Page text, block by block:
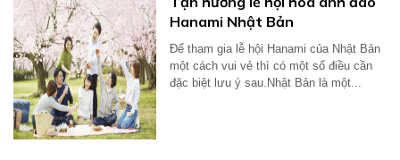
Hanami Nhật Bản
Để tham gia lễ hội Hanami của Nhật Bản
một cách vui vẻ thì có một số điều cần
đặc biệt lưu ý sau.Nhật Bản là một...